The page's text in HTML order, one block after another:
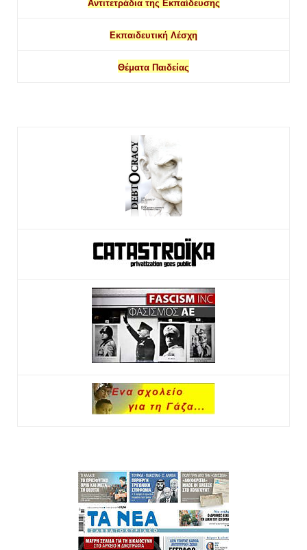
Αντιτετράδια της Εκπαίδευσης
Εκπαιδευτική Λέσχη
Θέματα Παιδείας